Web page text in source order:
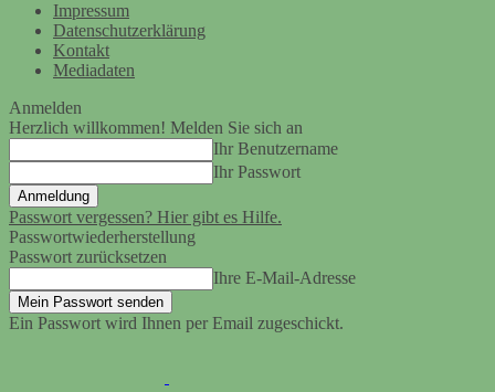
Impressum
Datenschutzerklärung
Kontakt
Mediadaten
Anmelden
Herzlich willkommen! Melden Sie sich an
Ihr Benutzername
Ihr Passwort
Passwort vergessen? Hier gibt es Hilfe.
Passwortwiederherstellung
Passwort zurücksetzen
Ihre E-Mail-Adresse
Ein Passwort wird Ihnen per Email zugeschickt.